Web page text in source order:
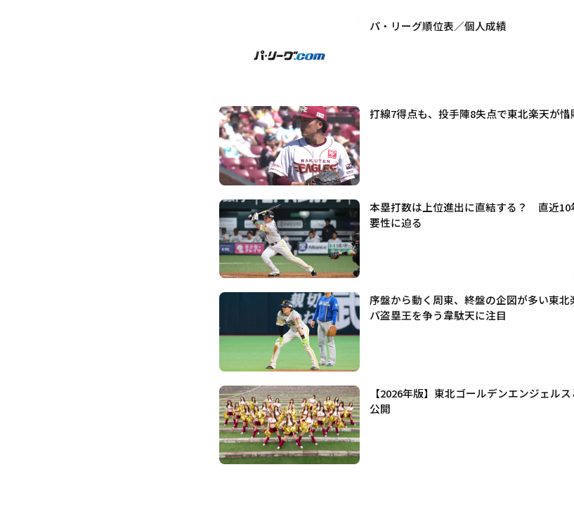
パ・リーグ順位表／個人成績
打線7得点も、投手陣8失点で東北楽天が惜
本塁打数は上位進出に直結する？ 直近10
要性に迫る
序盤から動く周東、終盤の企図が多い東北
パ盗塁王を争う韋駄天に注目
【2026年版】東北ゴールデンエンジェル
公開